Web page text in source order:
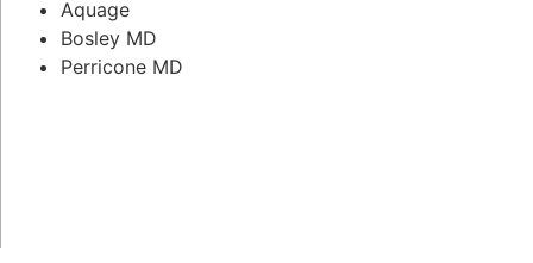
Aquage
Bosley MD
Perricone MD